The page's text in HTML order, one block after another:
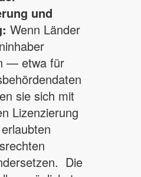
und
Wenn Länder
— etwa für
sie sich mit
Lizenzierung
Die